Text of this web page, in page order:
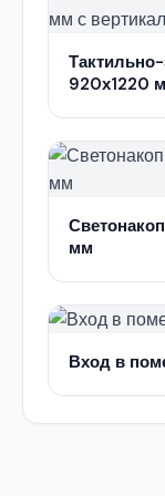
920х1220
мм
Вход в